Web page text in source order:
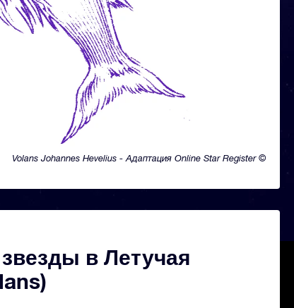
Volans Johannes Hevelius - Адаптация Online Star Register ©
в Летучая